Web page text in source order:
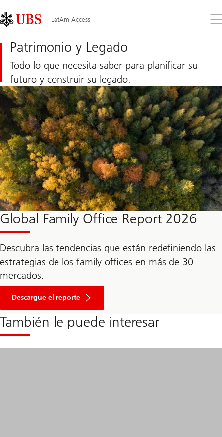
Links
Area
LatAm Access
el
Patrimonio y Legado
Todo lo que necesita saber para planificar su
futuro y construir su legado.
Global Family Office Report 2026
Descubra las tendencias que están redefiniendo las
estrategias de los family offices en más de 30
mercados.
Descargue el reporte
a
donde
puede
descargar
También le puede interesar